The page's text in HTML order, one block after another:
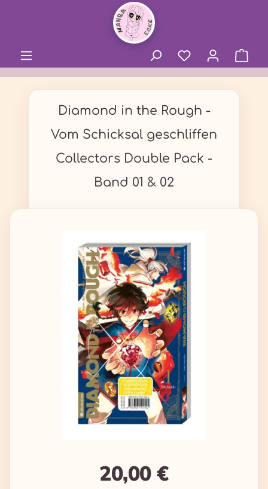
Diamond in the Rough -
Vom Schicksal geschliffen
Collectors Double Pack -
Band 01 & 02
20,00 €